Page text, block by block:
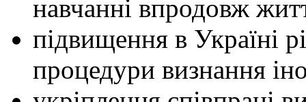
навчанні впродовж
підвищення в Україні
процедури визнання